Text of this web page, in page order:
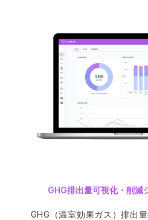
GHG排出量可視化・削減
GHG（温室効果ガス）排出